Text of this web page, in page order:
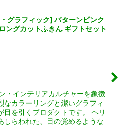
グラフィック] パターンピンク
ングカットふきん ギフトセット
・インテリアカルチャーを象徴
なカラーリングと潔いグラフィ
目を引くプロダクトです。 ヘリ
しらわれた、目の覚めるような